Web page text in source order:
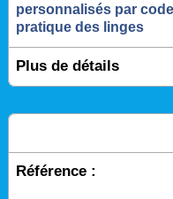
personnalisés par
pratique des linges
Plus de détails
Référence :